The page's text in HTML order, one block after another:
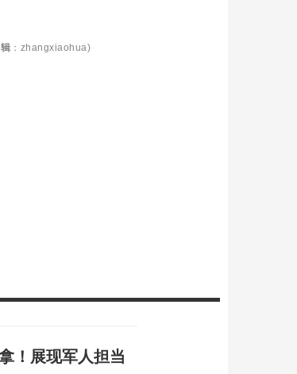
：zhangxiaohua)
！展现军人担当